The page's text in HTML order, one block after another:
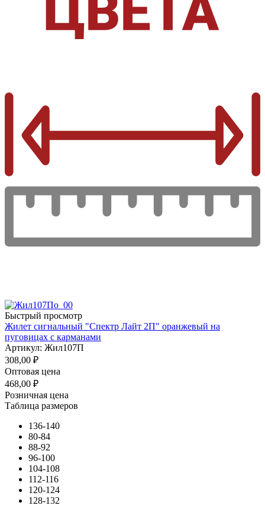
Быстрый просмотр
Жилет сигнальный "Спектр Лайт 2П" оранжевый на
пуговицах с карманами
Артикул: Жил107П
308,00 ₽
Оптовая цена
468,00 ₽
Розничная цена
Таблица размеров
136-140
80-84
88-92
96-100
104-108
112-116
120-124
128-132